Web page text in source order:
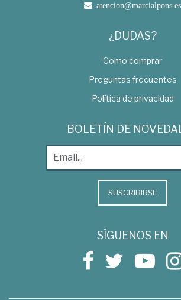
atencion@marcialpons.es
¿DUDAS?
Como comprar
Preguntas frecuentes
Política de privacidad
BOLETÍN DE
SUSCRIBIRSE
SÍGUENOS EN